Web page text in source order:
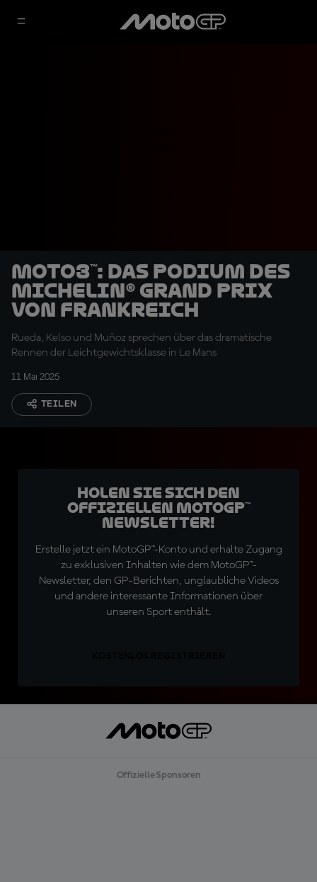
Moto3™: Das Podium des
Michelin® Grand Prix
von Frankreich
Rueda, Kelso und Muñoz sprechen über das dramatische
Rennen der Leichtgewichtsklasse in Le Mans
11 Mai 2025
TEILEN
Holen Sie sich den
offiziellen MotoGP™
Newsletter!
Erstelle jetzt ein MotoGP™-Konto und erhalte Zugang
zu exklusiven Inhalten wie dem MotoGP™-
Newsletter, den GP-Berichten, unglaubliche Videos
und andere interessante Informationen über
unseren Sport enthält.
Offizielle Sponsoren